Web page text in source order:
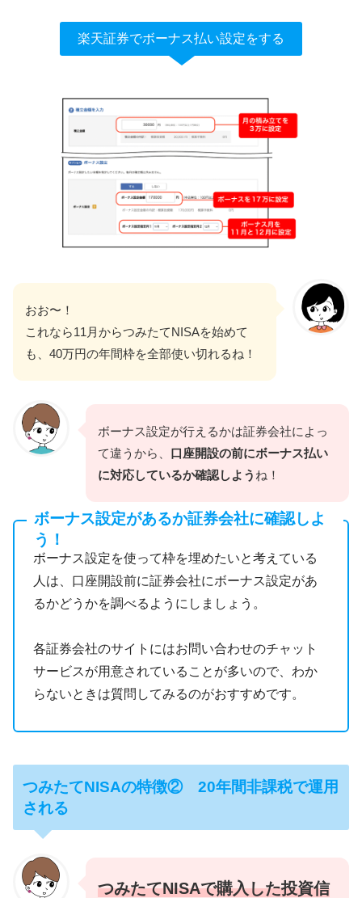
楽天証券でボーナス払い設定をする
おお〜！
これなら11月からつみたてNISAを始めて
も、40万円の年間枠を全部使い切れるね！
ボーナス設定が行えるかは証券会社によっ
て違うから、 口座開設の前にボーナス払い
に対応しているか確認しよう ね！
ボーナス設定があるか証券会社に確認しよ
う！
ボーナス設定を使って枠を埋めたいと考えている
人は、口座開設前に証券会社にボーナス設定があ
るかどうかを調べるようにしましょう。
各証券会社のサイトにはお問い合わせのチャット
サービスが用意されていることが多いので、わか
らないときは質問してみるのがおすすめです。
つみたてNISAの特徴② 20年間非課税で運用
される
つみたてNISAで購入した投資信